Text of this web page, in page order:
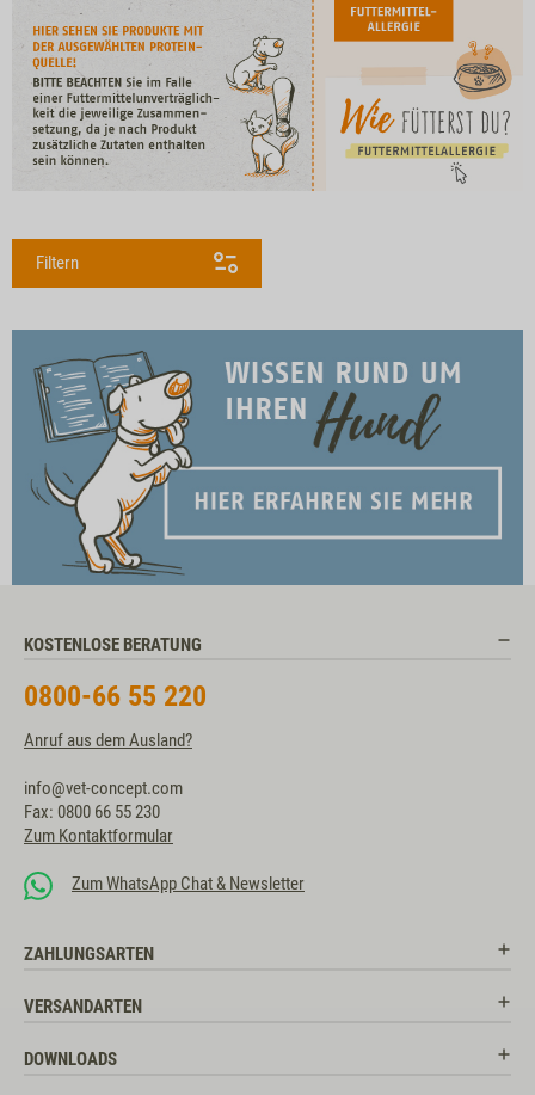
Filtern
KOSTENLOSE BERATUNG
0800-66 55 220
Anruf aus dem Ausland?
info@vet-concept.com
Fax: 0800 66 55 230
Zum Kontaktformular
Zum WhatsApp Chat & Newsletter
ZAHLUNGSARTEN
VERSANDARTEN
DOWNLOADS